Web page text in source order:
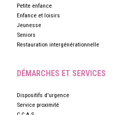
Petite enfance
Enfance et loisirs
Jeunesse
Seniors
Restauration intergénérationnelle
DÉMARCHES ET SERVICES
Dispositifs d'urgence
Service proximité